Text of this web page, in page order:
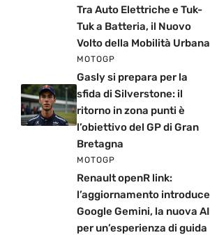
Tra Auto Elettriche e Tuk-
Tuk a Batteria, il Nuovo
Volto della Mobilità Urbana
MOTOGP
Gasly si prepara per la
sfida di Silverstone: il
ritorno in zona punti è
l’obiettivo del GP di Gran
Bretagna
MOTOGP
Renault openR link:
l’aggiornamento introduce
Google Gemini, la nuova AI
per un’esperienza di guida